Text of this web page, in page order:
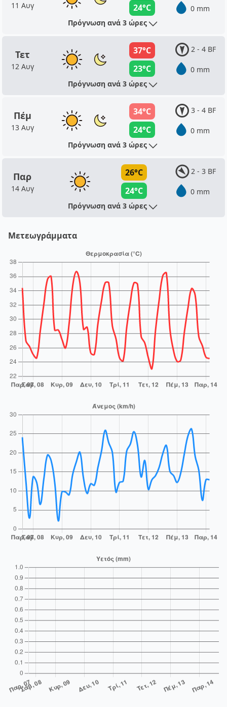
11 Αυγ
24°C
0 mm
Πρόγνωση ανά 3 ώρες
Τετ
12 Αυγ
37°C
23°C
2 - 4 BF
0 mm
Πρόγνωση ανά 3 ώρες
Πέμ
13 Αυγ
34°C
24°C
3 - 4 BF
0 mm
Πρόγνωση ανά 3 ώρες
Παρ
14 Αυγ
26°C
24°C
2 - 3 BF
0 mm
Πρόγνωση ανά 3 ώρες
Μετεωγράμματα